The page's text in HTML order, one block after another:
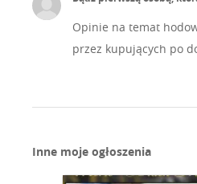
Opinie na temat
przez kupujących po
Inne moje ogłoszenia